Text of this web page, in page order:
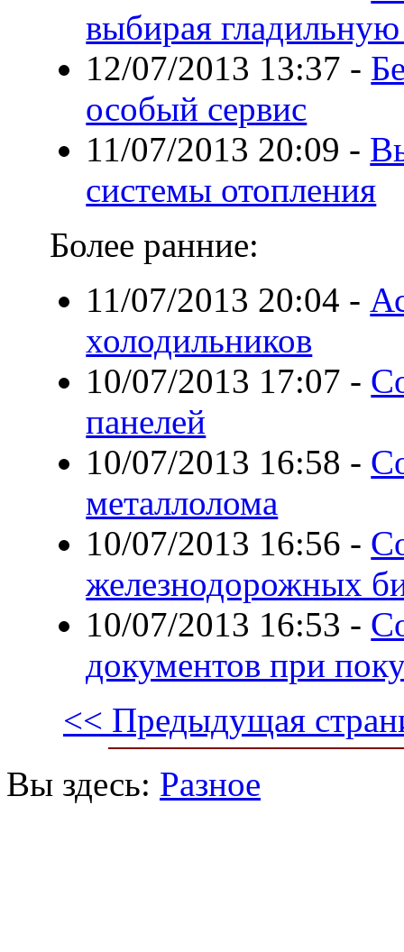
выбирая
12/07/2013 13:37 -
особый сервис
11/07/2013 20:09 -
системы отопления
Более ранние:
11/07/2013 20:04 -
холодильников
10/07/2013 17:07 -
панелей
10/07/2013 16:58 -
металлолома
10/07/2013 16:56 -
железнодорожных
10/07/2013 16:53 -
документов при
<< Предыдущая
Вы здесь: Разное